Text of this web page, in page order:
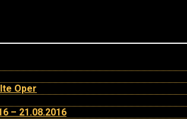
Oper
– 21.08.2016